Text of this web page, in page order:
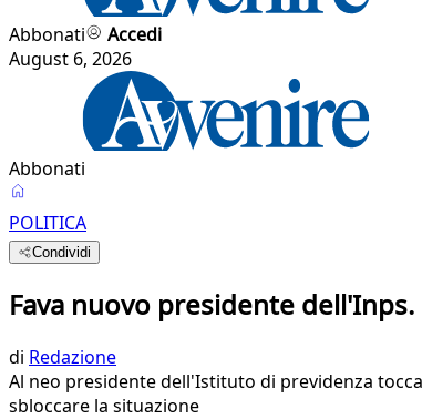
Abbonati
Accedi
August 6, 2026
Abbonati
POLITICA
Condividi
Fava nuovo presidente
di Redazione
Al neo presidente dell'Istituto di previdenza
sbloccare la situazione